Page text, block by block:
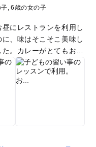
6歳の女の子
にレストランを利用し
、味はそこそこ美味し
。カレーがとてもおい